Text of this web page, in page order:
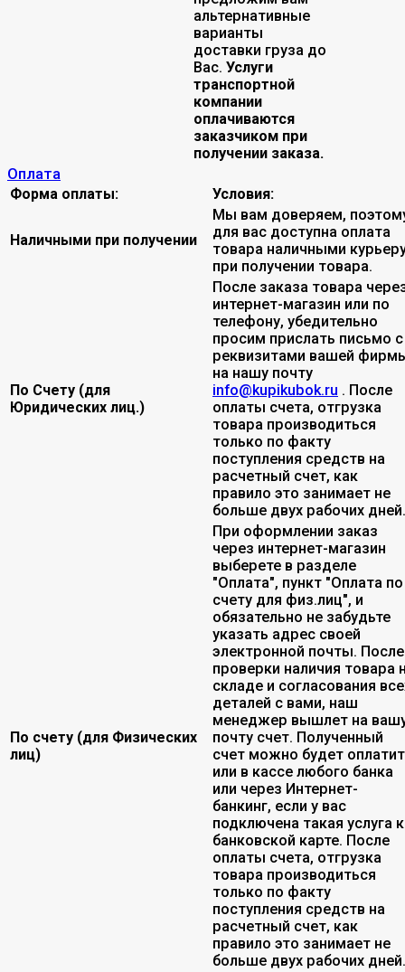
альтернативные
варианты
доставки груза до
Вас. Услуги
транспортной
компании
оплачиваются
заказчиком при
получении заказа.
Оплата
Форма оплаты: Условия:
Наличными при получении
Мы вам доверяем,
для вас доступна оплата
товара наличными
при получении товара.
По Счету (для
Юридических лиц.)
После заказа товара
интернет-магазин или по
телефону, убедительно
просим прислать письмо с
реквизитами вашей
на нашу почту
info@kupikubok.ru . После
оплаты счета, отгрузка
товара производиться
только по факту
поступления средств на
расчетный счет, как
правило это занимает не
больше двух рабочих дней.
По счету (для Физических
лиц)
При оформлении заказ
через интернет-магазин
выберете в разделе
"Оплата", пункт "Оплата по
счету для физ.лиц", и
обязательно не забудьте
указать адрес своей
электронной почты. После
проверки наличия товара
складе и согласования
деталей с вами, наш
менеджер вышлет на
почту счет. Полученный
счет можно будет
или в кассе любого банка
или через Интернет-
банкинг, если у вас
подключена такая услуга к
банковской карте. После
оплаты счета, отгрузка
товара производиться
только по факту
поступления средств на
расчетный счет, как
правило это занимает не
больше двух рабочих дней.